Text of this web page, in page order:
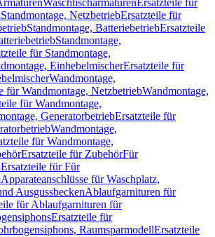
Waschtischarmaturen Ersatzteile für
Standmontage, NetzbetriebErsatzteile für
Standmontage, BatteriebetriebErsatzteile
Standmontage,
für Standmontage,
EinhebelmischerErsatzteile für
Wandmontage,
für Wandmontage, NetzbetriebWandmontage,
für Wandmontage,
GeneratorbetriebErsatzteile für
Wandmontage,
für Wandmontage,
Ersatzteile für ZubehörFür
Ersatzteile für Für
Apparateanschlüsse für Waschplatz,
AusgussbeckenAblaufgarnituren für
für Ablaufgarnituren für
Ersatzteile für
RaumsparmodellErsatzteile